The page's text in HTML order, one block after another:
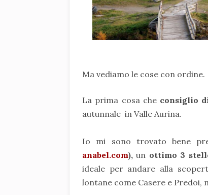
Ma vediamo le cose con ordine.
La prima cosa che consiglio
autunnale in Valle Aurina.
Io mi sono trovato bene
anabel.com), un ottimo 3
ideale per andare alla
lontane come Casere e Predoi,